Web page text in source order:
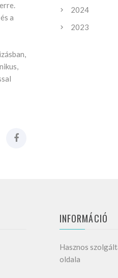
a
2024
2023
INFORMÁCIÓ
Hasznos
oldala